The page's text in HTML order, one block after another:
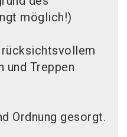
möglich!)
und Treppen
Ordnung gesorgt.